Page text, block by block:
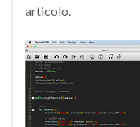
articolo.